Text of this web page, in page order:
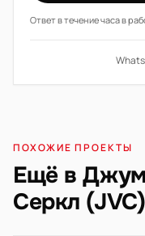
Ответ в течение часа в
ПОХОЖИЕ ПРОЕКТЫ
Ещё в
Серкл (JVC)